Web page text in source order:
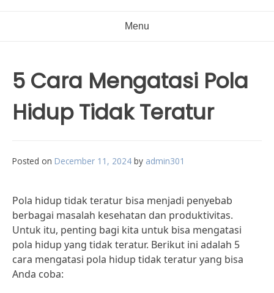
Menu
5 Cara Mengatasi Pola
Hidup Tidak Teratur
Posted on December 11, 2024 by admin301
Pola hidup tidak teratur bisa menjadi penyebab
berbagai masalah kesehatan dan produktivitas.
Untuk itu, penting bagi kita untuk bisa mengatasi
pola hidup yang tidak teratur. Berikut ini adalah 5
cara mengatasi pola hidup tidak teratur yang bisa
Anda coba: